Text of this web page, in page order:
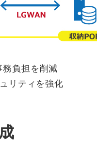
負担を削減
リティを強化